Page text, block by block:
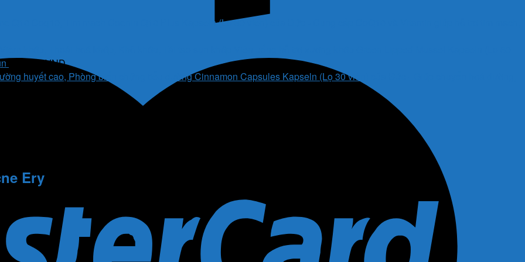
Coenin Q10 Plus Kapseln (Lọ 30 viên) của Đức - Cung cấp CoQ10 và Vitamin giúp hỗ trợ tim mạch,
495.000VND
Cinnamon Capsules Kapseln (Lọ 30 viên) của Đức - Giúp chuyển hoá đường,
Ery